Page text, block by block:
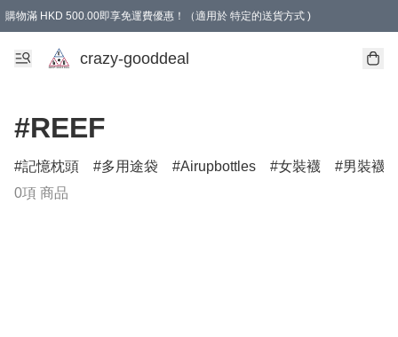
購物滿 HKD 500.00即享免運費優惠！（適用於 特定的送貨方式 )
成為會員可享免費禮品
crazy-gooddeal
#REEF
記憶枕頭 多用途袋 Airupbottles 女裝襪
男裝襪
0項 商品